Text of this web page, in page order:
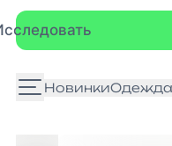
НовинкиОдежда